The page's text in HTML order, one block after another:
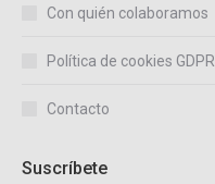
Con quién colaboramos
Política de cookies GDPR
Contacto
Suscríbete